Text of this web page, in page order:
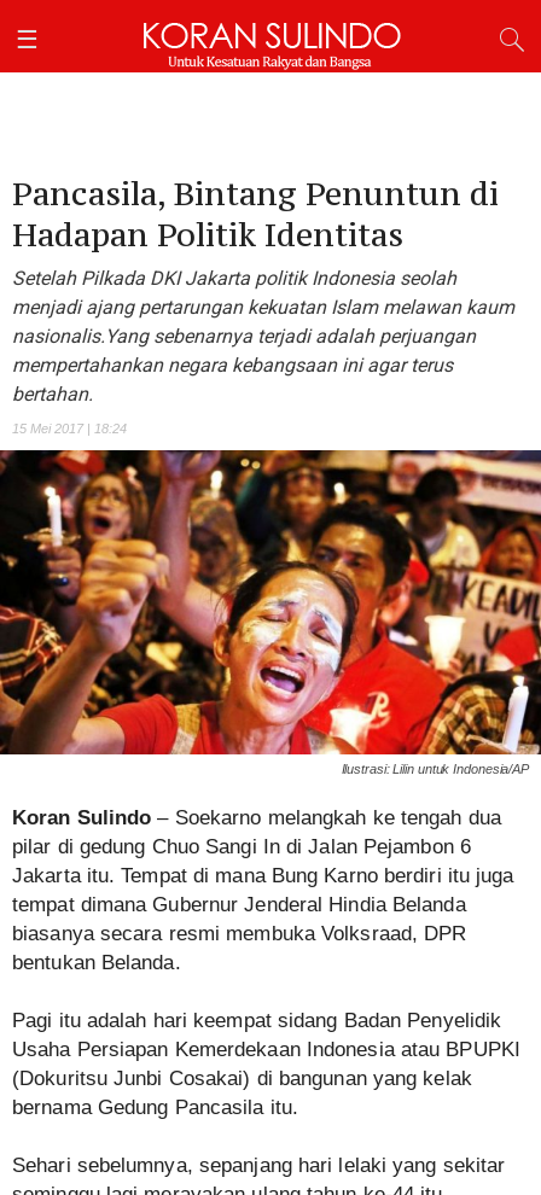
Pancasila, Bintang Penuntun di
Hadapan Politik Identitas
Setelah Pilkada DKI Jakarta politik Indonesia seolah
menjadi ajang pertarungan kekuatan Islam melawan kaum
nasionalis.Yang sebenarnya terjadi adalah perjuangan
mempertahankan negara kebangsaan ini agar terus
bertahan.
15 Mei 2017 | 18:24
Ilustrasi: Lilin untuk Indonesia/AP
Koran Sulindo – Soekarno melangkah ke tengah dua
pilar di gedung Chuo Sangi In di Jalan Pejambon 6
Jakarta itu. Tempat di mana Bung Karno berdiri itu juga
tempat dimana Gubernur Jenderal Hindia Belanda
biasanya secara resmi membuka Volksraad, DPR
bentukan Belanda.
Pagi itu adalah hari keempat sidang Badan Penyelidik
Usaha Persiapan Kemerdekaan Indonesia atau BPUPKI
(Dokuritsu Junbi Cosakai) di bangunan yang kelak
bernama Gedung Pancasila itu.
Sehari sebelumnya, sepanjang hari lelaki yang sekitar